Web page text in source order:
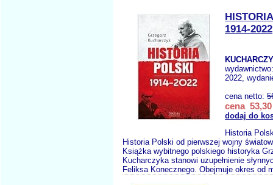
1914-2022
2022,
cena netto:
cena 53,30
dodaj do
Historia
Historia Polski od pierwszej wojny
Książka wybitnego polskiego historyka
Kucharczyka stanowi uzupełnienie
Feliksa Konecznego. Obejmuje okres od